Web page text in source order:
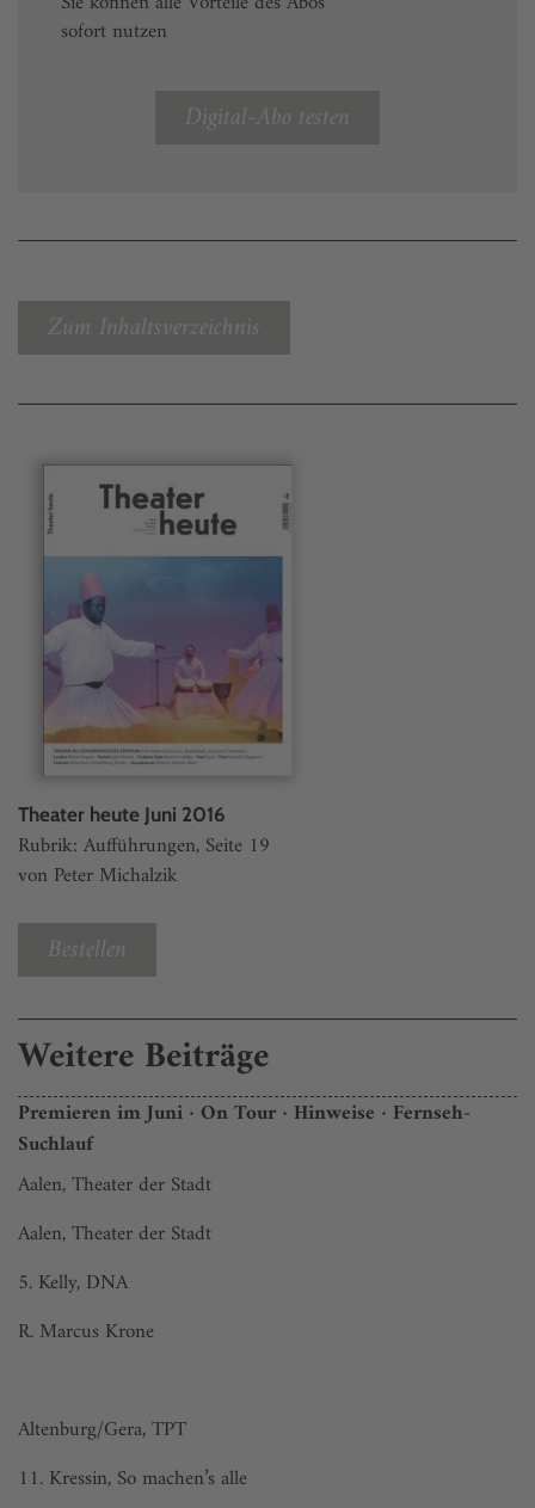
sofort nutzen
Digital-Abo testen
Zum Inhaltsverzeichnis
Theater heute Juni 2016
Rubrik: Aufführungen, Seite 19
von Peter Michalzik
Bestellen
Weitere Beiträge
Premieren im Juni · On Tour · Hinweise · Fernseh-
Suchlauf
Aalen, Theater der Stadt
Aalen, Theater der Stadt
5. Kelly, DNA
R. Marcus Krone
Altenburg/Gera, TPT
11. Kressin, So machen’s alle